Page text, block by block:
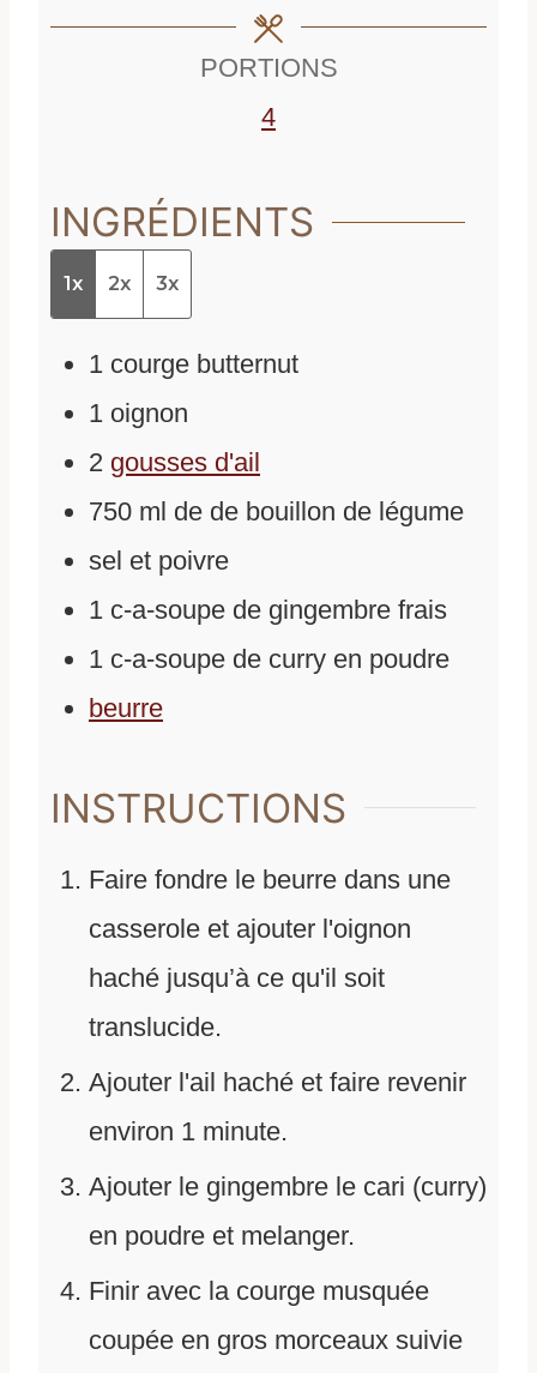
s
PORTIONS
4
INGRÉDIENTS
1x 2x 3x
1 courge butternut
1 oignon
2 gousses d'ail
750 ml de de bouillon de légume
sel et poivre
1 c-a-soupe de gingembre frais
1 c-a-soupe de curry en poudre
beurre
INSTRUCTIONS
Faire fondre le beurre dans une
casserole et ajouter l'oignon
haché jusqu’à ce qu'il soit
translucide.
Ajouter l'ail haché et faire revenir
environ 1 minute.
Ajouter le gingembre le cari (curry)
en poudre et melanger.
Finir avec la courge musquée
coupée en gros morceaux suivie